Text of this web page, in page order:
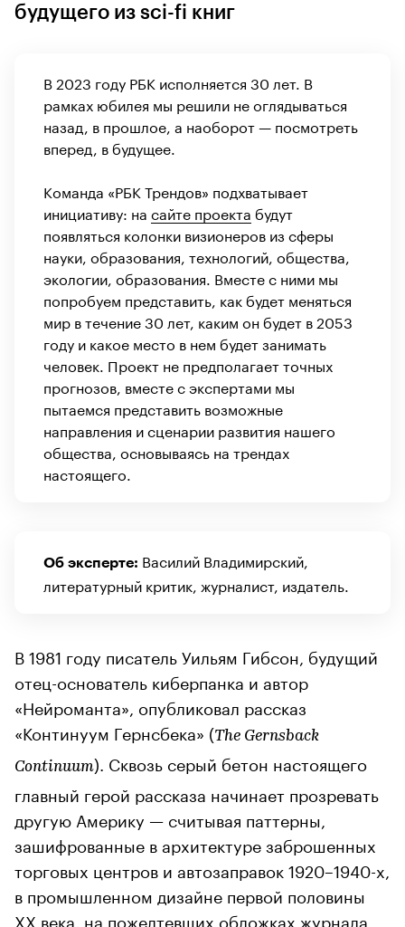
будущего из sci-fi книг
В 2023 году РБК исполняется 30 лет. В
рамках юбилея мы решили не оглядываться
назад, в прошлое, а наоборот — посмотреть
вперед, в будущее.
Команда «РБК Трендов» подхватывает
инициативу: на сайте проекта будут
появляться колонки визионеров из сферы
науки, образования, технологий, общества,
экологии, образования. Вместе с ними мы
попробуем представить, как будет меняться
мир в течение 30 лет, каким он будет в 2053
году и какое место в нем будет занимать
человек. Проект не предполагает точных
прогнозов, вместе с экспертами мы
пытаемся представить возможные
направления и сценарии развития нашего
общества, основываясь на трендах
настоящего.
Об эксперте: Василий Владимирский,
литературный критик, журналист, издатель.
В 1981 году писатель Уильям Гибсон, будущий
отец-основатель киберпанка и автор
«Нейроманта», опубликовал рассказ
«Континуум Гернсбека» (The Gernsback
Continuum). Сквозь серый бетон настоящего
главный герой рассказа начинает прозревать
другую Америку — считывая паттерны,
зашифрованные в архитектуре заброшенных
торговых центров и автозаправок 1920–1940-х,
в промышленном дизайне первой половины
XX века, на пожелтевших обложках журнала